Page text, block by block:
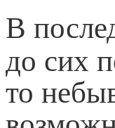
В
до сих
то